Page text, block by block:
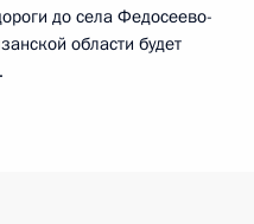
до села Федосеево-
области будет